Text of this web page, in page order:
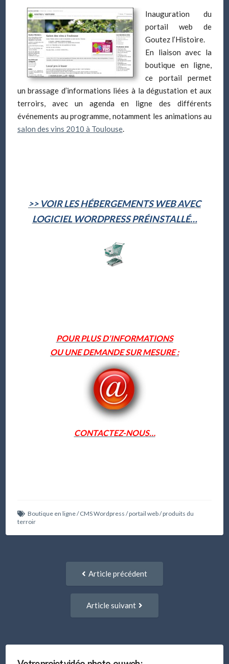
Inauguration du
portail web de
Goutez l’Histoire.
En liaison avec la
boutique en ligne,
ce portail permet
un brassage d’informations liées à la dégustation et aux
terroirs, avec un agenda en ligne des différents
événements au programme, notamment les animations au
salon des vins 2010 à Toulouse.
>> VOIR LES HÉBERGEMENTS WEB AVEC
LOGICIEL WORDPRESS PRÉINSTALLÉ…
POUR PLUS D’INFORMATIONS
OU UNE DEMANDE SUR MESURE :
CONTACTEZ-NOUS…
Boutique en ligne/CMS Wordpress /portail web/produits du
terroir
NavigationArticle précédent
Article suivant